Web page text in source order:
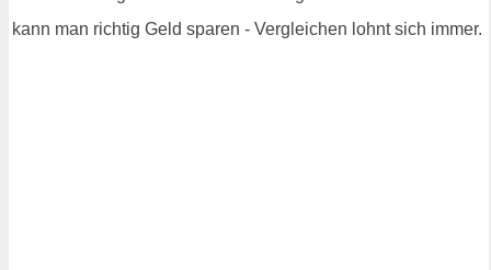
kann man richtig Geld sparen - Vergleichen lohnt sich immer.